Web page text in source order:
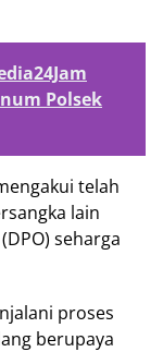
Polsek
telah
lain
seharga
proses
berupaya